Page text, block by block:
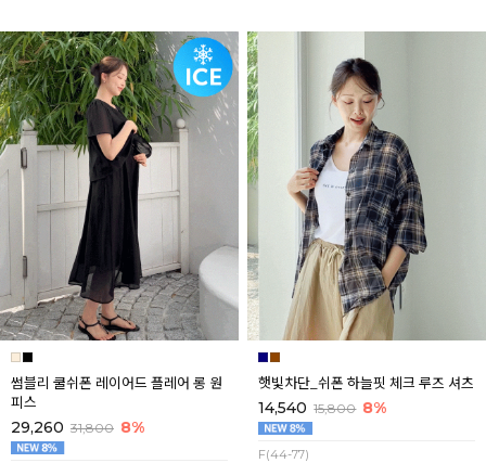
썸블리 쿨쉬폰 레이어드 플레어 롱 원
피스
29,260 31,800 8%
햇빛차단_쉬폰 하늘핏 체크 루즈 셔츠
14,540 15,800 8%
F(44-77)